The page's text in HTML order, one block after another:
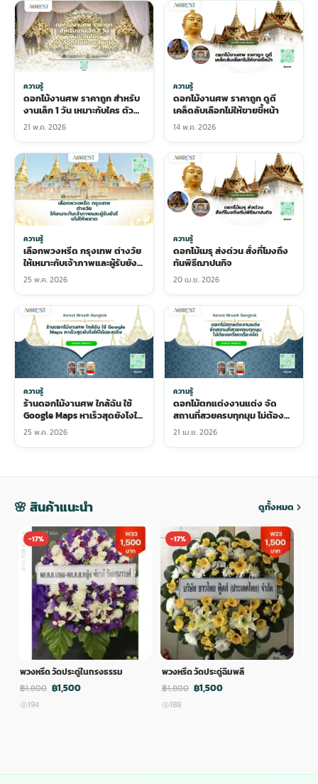
ความรู้
ดอกไม้งานศพ ราคาถูก สำหรับ
งานเล็ก 1 วัน เหมาะกับใคร ตัว
เลือกที่ไม่ต้องเสียดาย
21 พ.ค. 2026
ความรู้
ดอกไม้งานศพ ราคาถูก ดูดี
เคล็ดลับเลือกไม่ให้ขายขี้หน้า
14 พ.ค. 2026
ความรู้
เลือกพวงหรีด กรุงเทพ ต่างวัย
ให้เหมาะกับเจ้าภาพและผู้รับยัง
ไงไม่ให้พลาด
25 พ.ค. 2026
ความรู้
ดอกไม้เมรุ ส่งด่วน สั่งกี่โมงถึง
ทันพิธีฌาปนกิจ
20 เม.ย. 2026
ความรู้
ร้านดอกไม้งานศพ ใกล้ฉัน ใช้
Google Maps หาเร็วสุดยังไงให้
ได้ของจริง
25 พ.ค. 2026
ความรู้
ดอกไม้ตกแต่งงานแต่ง จัด
สถานที่สวยครบทุกมุม ไม่ต้อง
เครียดเรื่องจัด
21 เม.ย. 2026
🌸 สินค้าแนะนำ ดูทั้งหมด
-17%
พวงหรีด วัดประดู่ในทรงธรรม
฿1,800 ฿1,500
194
-17%
พวงหรีด วัดประดู่ฉิมพลี
฿1,800 ฿1,500
188